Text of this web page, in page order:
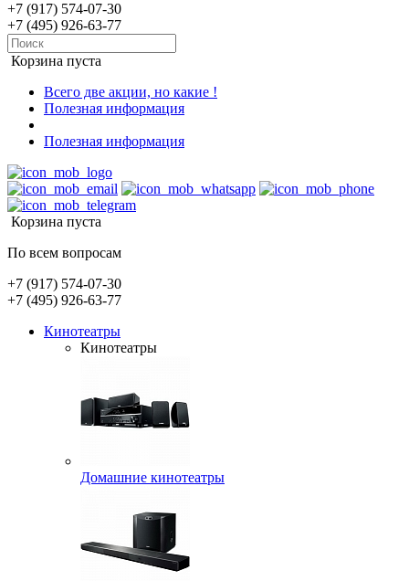
+7 (917) 574-07-30
+7 (495) 926-63-77
Корзина пуста
Всего две акции, но какие !
Полезная информация
Полезная информация
Корзина пуста
По всем вопросам
+7 (917) 574-07-30
+7 (495) 926-63-77
Кинотеатры
Кинотеатры
Домашние кинотеатры